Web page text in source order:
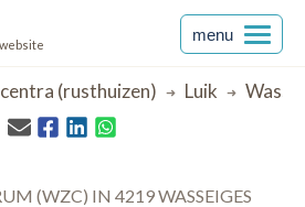
menu
(rusthuizen) Luik
(WZC) IN 4219 WASSEIGES